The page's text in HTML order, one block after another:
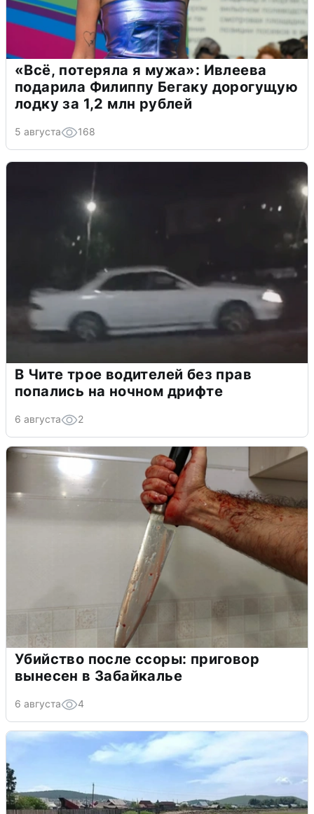
«Всё, потеряла я мужа»: Ивлеева
подарила Филиппу Бегаку дорогущую
лодку за 1,2 млн рублей
5 августа 168
В Чите трое водителей без прав
попались на ночном дрифте
6 августа 2
Убийство после ссоры: приговор
вынесен в Забайкалье
6 августа 4